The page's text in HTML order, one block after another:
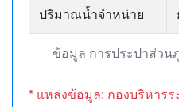
ข้อมูล การประปาส่วน
ปริมาณน้ำจำหน่าย
* แหล่งข้อมูล: กองบริหาร